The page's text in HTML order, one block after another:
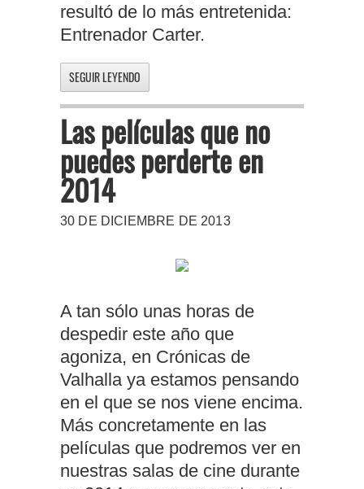
resultó de lo más entretenida:
Entrenador Carter.
SEGUIR LEYENDO
Las películas que no
puedes perderte en
2014
30 DE DICIEMBRE DE 2013
A tan sólo unas horas de
despedir este año que
agoniza, en Crónicas de
Valhalla ya estamos pensando
en el que se nos viene encima.
Más concretamente en las
películas que podremos ver en
nuestras salas de cine durante